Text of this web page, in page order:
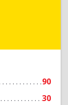
90
30
центр
Подробнее